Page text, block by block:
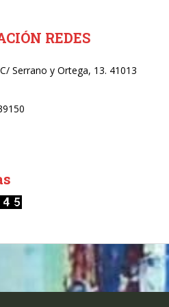
REDES
C/ Serrano y Ortega, 13. 41013